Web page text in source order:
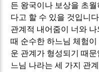
든 왕국이나 보상을 초
다고 할 수 있을 것입니다
관계적 내어줌이 너와
때 순수한 하느님 체험
운 관계가 형성되기 때
느님 나라는 세 가지 관